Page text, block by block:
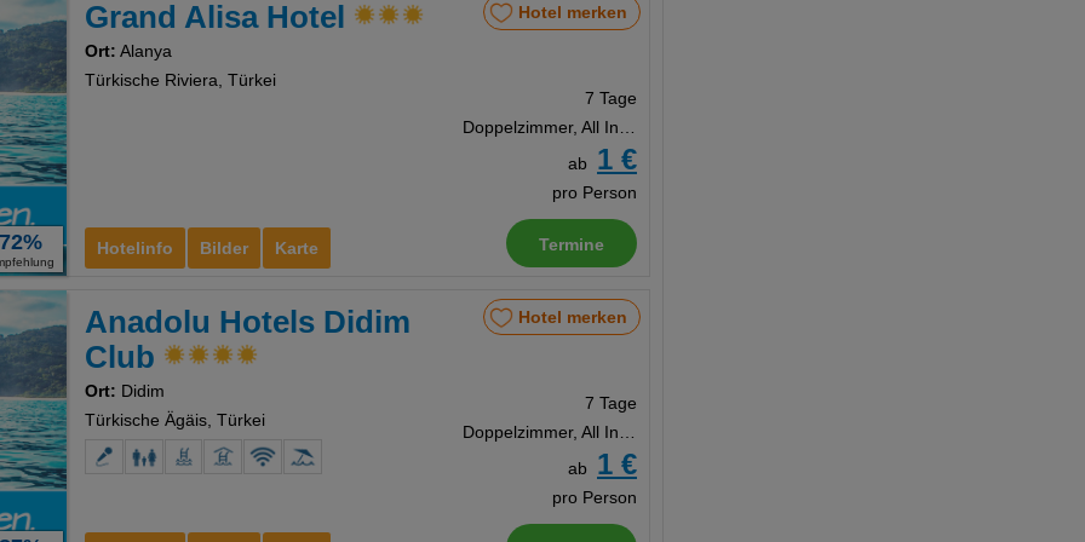
72% Hotelinfo Bilder Karte
Grand Alisa Hotel
Ort: Alanya
Türkische Riviera, Türkei
Hotel merken
7 Tage
Doppelzimmer, All Inclusive
ab
1 €
pro Person
Termine
Anadolu Hotels Didim
Club
Ort: Didim
Türkische Ägäis, Türkei
Hotel merken
7 Tage
Doppelzimmer, All Inclusive Ultra
ab
1 €
pro Person